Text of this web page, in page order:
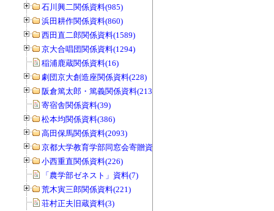
石川興二関係資料(985)
浜田耕作関係資料(860)
西田直二郎関係資料(1589)
京大合唱団関係資料(1294)
稲浦鹿蔵関係資料(16)
劇団京大創造座関係資料(228)
阪倉篤太郎・篤義関係資料(213)
寄宿舎関係資料(39)
松本均関係資料(386)
高田保馬関係資料(2093)
京都大学教育学部同窓会寄贈資料(963)
小西重直関係資料(226)
「農学部ゼネスト」資料(7)
荒木寅三郎関係資料(221)
荘村正夫旧蔵資料(3)